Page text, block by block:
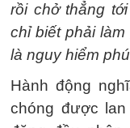
rồi chở thẳng
chỉ biết phải
là nguy hiểm
Hành động
chóng được